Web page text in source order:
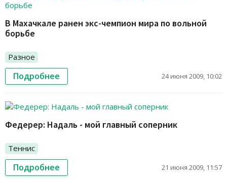
В Махачкале ранен экс-чемпион мира по вольной
борьбе
Разное
Подробнее 24 июня 2009, 10:02
Федерер: Надаль - мой главный соперник
Теннис
Подробнее 21 июня 2009, 11:57